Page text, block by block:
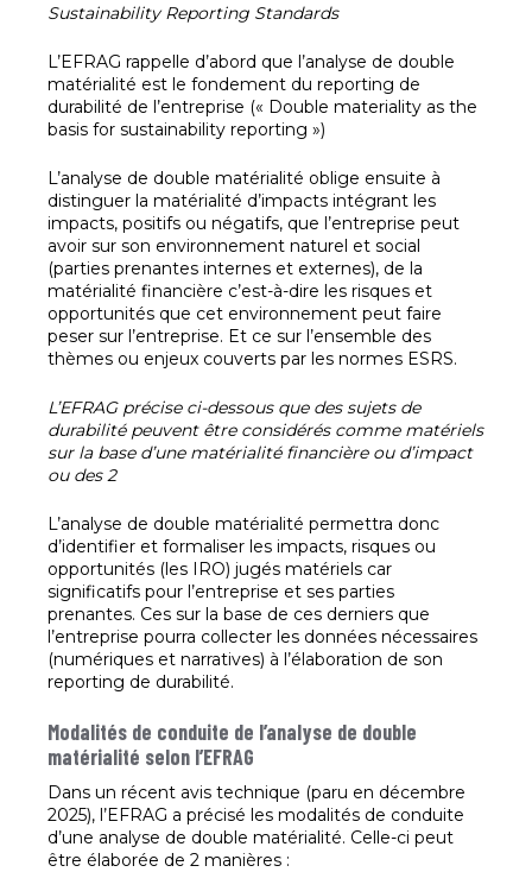
Sustainability Reporting Standards
L’EFRAG rappelle d’abord que l’analyse de double
matérialité est le fondement du reporting de
durabilité de l’entreprise (« Double materiality as the
basis for sustainability reporting »)
L’analyse de double matérialité oblige ensuite à
distinguer la matérialité d’impacts intégrant les
impacts, positifs ou négatifs, que l’entreprise peut
avoir sur son environnement naturel et social
(parties prenantes internes et externes), de la
matérialité financière c’est-à-dire les risques et
opportunités que cet environnement peut faire
peser sur l’entreprise. Et ce sur l’ensemble des
thèmes ou enjeux couverts par les normes ESRS.
L’EFRAG précise ci-dessous que des sujets de
durabilité peuvent être considérés comme matériels
sur la base d’une matérialité financière ou d’impact
ou des 2
L’analyse de double matérialité permettra donc
d’identifier et formaliser les impacts, risques ou
opportunités (les IRO) jugés matériels car
significatifs pour l’entreprise et ses parties
prenantes. Ces sur la base de ces derniers que
l’entreprise pourra collecter les données nécessaires
(numériques et narratives) à l’élaboration de son
reporting de durabilité.
Modalités de conduite de l’analyse de double
matérialité selon l’EFRAG
Dans un récent avis technique (paru en décembre
2025), l’EFRAG a précisé les modalités de conduite
d’une analyse de double matérialité. Celle-ci peut
être élaborée de 2 manières :